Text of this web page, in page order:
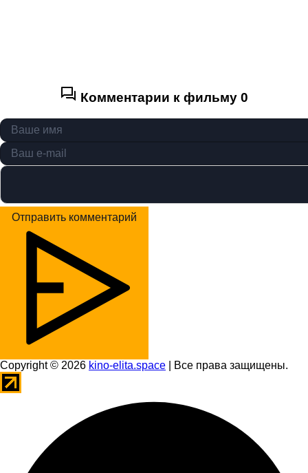
Комментарии к фильму 0
Отправить комментарий
Copyright © 2026 kino-elita.space | Все права защищены.